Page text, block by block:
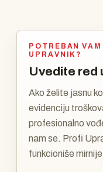
POTREBAN
UPRAVNIK?
Uvedite red
Ako želite jasnu
evidenciju
profesionalno
nam se. Profi
funkcioniše